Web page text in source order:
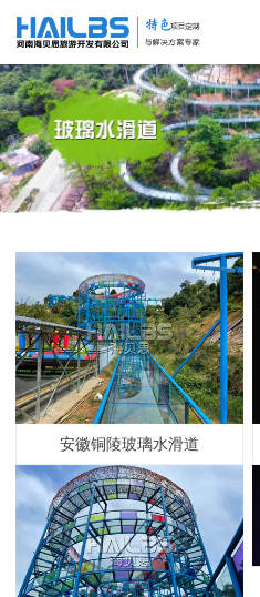
安徽铜陵玻璃水滑道